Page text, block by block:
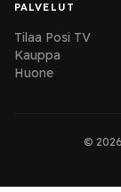
PALVELUT
Tilaa Posi TV
Kauppa
Huone
©